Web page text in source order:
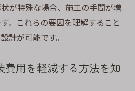
が特殊な場合、施工の手間が増
。これらの要因を理解すること
計が可能です。
費用を軽減する方法を知